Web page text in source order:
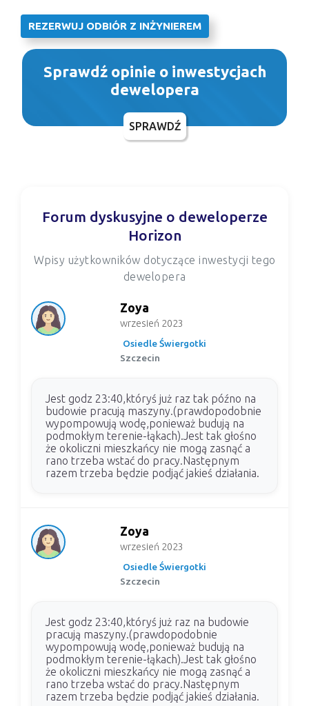
REZERWUJ ODBIÓR Z INŻYNIEREM
Sprawdź opinie o inwestycjach
dewelopera
SPRAWDŹ
Forum dyskusyjne o deweloperze
Horizon
Wpisy użytkowników dotyczące inwestycji tego
dewelopera
Zoya
wrzesień 2023
Osiedle Świergotki
Szczecin
Jest godz 23:40,któryś już raz tak późno na
budowie pracują maszyny.(prawdopodobnie
wypompowują wodę,ponieważ budują na
podmokłym terenie-łąkach).Jest tak głośno
że okoliczni mieszkańcy nie mogą zasnąć a
rano trzeba wstać do pracy.Następnym
razem trzeba będzie podjąć jakieś działania.
Zoya
wrzesień 2023
Osiedle Świergotki
Szczecin
Jest godz 23:40,któryś już raz na budowie
pracują maszyny.(prawdopodobnie
wypompowują wodę,ponieważ budują na
podmokłym terenie-łąkach).Jest tak głośno
że okoliczni mieszkańcy nie mogą zasnąć a
rano trzeba wstać do pracy.Następnym
razem trzeba będzie podjąć jakieś działania.